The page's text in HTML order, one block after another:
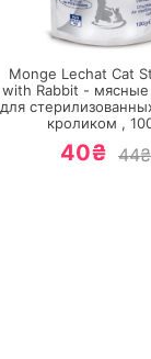
Monge Lechat Cat
with Rabbit - мясные
для
кроликом ,
40₴ 44₴